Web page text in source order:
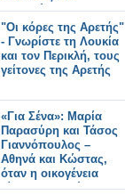
πολυσύχναστους
σιδηροδρομικούς
σταθμούς του
Λονδίνου.
"Οι κόρες της Αρετής"
- Γνωρίστε τη Λουκία
και τον Περικλή, τους
γείτονες της Αρετής
«Για Σένα»: Μαρία
Παρασύρη και Τάσος
Γιαννόπουλος –
Αθηνά και Κώστας,
όταν η οικογένεια
γίνεται καταφύγιο